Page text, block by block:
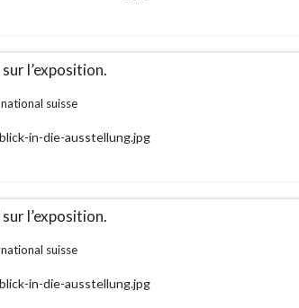
l’exposition.
suisse
in-die-ausstellung.jpg
l’exposition.
suisse
in-die-ausstellung.jpg